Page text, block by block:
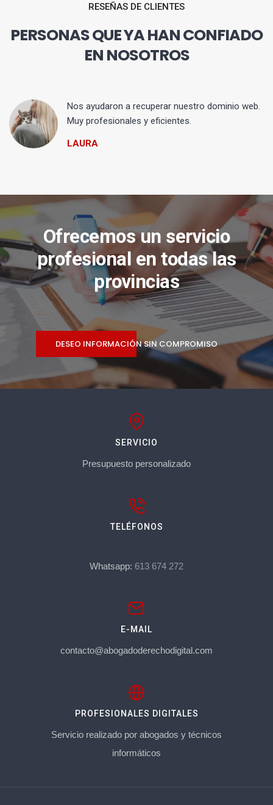
RESEÑAS DE CLIENTES
PERSONAS QUE YA HAN CONFIADO
EN NOSOTROS
Nos ayudaron a recuperar nuestro dominio web.
Muy profesionales y eficientes.
LAURA
Ofrecemos un servicio
profesional en todas las
provincias
DESEO INFORMACIÓN SIN COMPROMISO
SERVICIO
Presupuesto personalizado
TELÉFONOS
Whatsapp: 613 674 272
E-MAIL
contacto@abogadoderechodigital.com
PROFESIONALES DIGITALES
Servicio realizado por abogados y técnicos
informáticos